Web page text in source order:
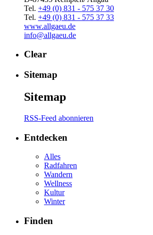
Tel. +49 (0) 831 - 575 37 30
Tel. +49 (0) 831 - 575 37 33
www.allgaeu.de
info@allgaeu.de
Clear
Sitemap
Sitemap
RSS-Feed abonnieren
Entdecken
Alles
Radfahren
Wandern
Wellness
Kultur
Winter
Finden